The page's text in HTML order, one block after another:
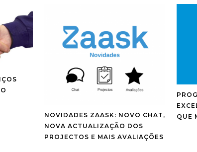
NOVIDADES ZAASK: NOVO CHAT,
NOVA ACTUALIZAÇÃO DOS
PROJECTOS E MAIS AVALIAÇÕES
QUE